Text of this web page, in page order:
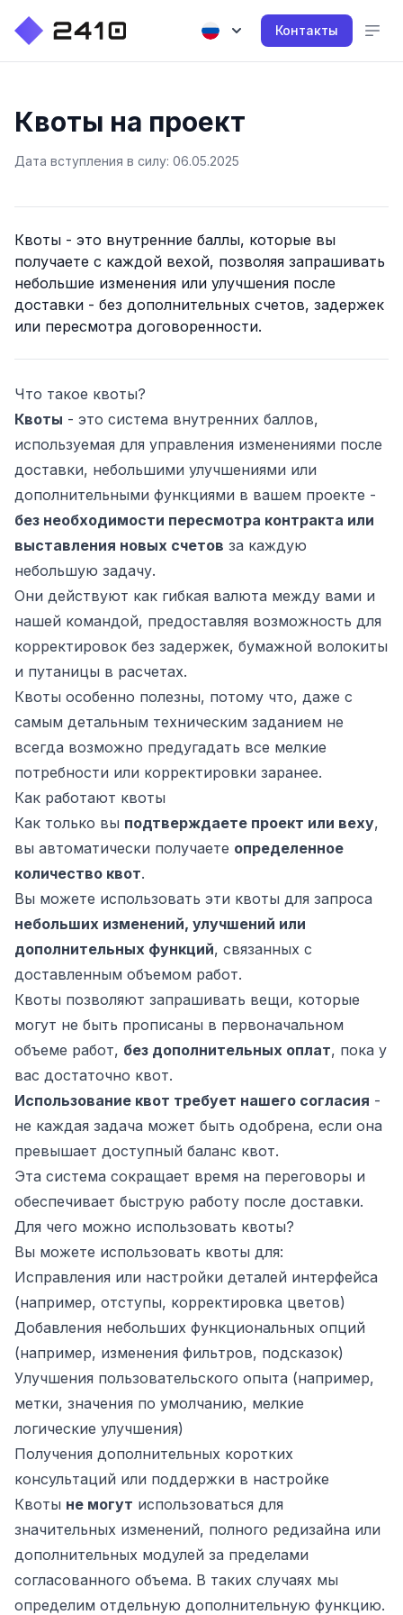
Контакты
Квоты на проект
Дата вступления в силу: 06.05.2025
Квоты - это внутренние баллы, которые вы
получаете с каждой вехой, позволяя запрашивать
небольшие изменения или улучшения после
доставки - без дополнительных счетов, задержек
или пересмотра договоренности.
Что такое квоты?
Квоты - это система внутренних баллов,
используемая для управления изменениями после
доставки, небольшими улучшениями или
дополнительными функциями в вашем проекте -
без необходимости пересмотра контракта или
выставления новых счетов за каждую
небольшую задачу.
Они действуют как гибкая валюта между вами и
нашей командой, предоставляя возможность для
корректировок без задержек, бумажной волокиты
и путаницы в расчетах.
Квоты особенно полезны, потому что, даже с
самым детальным техническим заданием не
всегда возможно предугадать все мелкие
потребности или корректировки заранее.
Как работают квоты
Как только вы подтверждаете проект или веху,
вы автоматически получаете определенное
количество квот.
Вы можете использовать эти квоты для запроса
небольших изменений, улучшений или
дополнительных функций, связанных с
доставленным объемом работ.
Квоты позволяют запрашивать вещи, которые
могут не быть прописаны в первоначальном
объеме работ, без дополнительных оплат, пока у
вас достаточно квот.
Использование квот требует нашего согласия -
не каждая задача может быть одобрена, если она
превышает доступный баланс квот.
Эта система сокращает время на переговоры и
обеспечивает быструю работу после доставки.
Для чего можно использовать квоты?
Вы можете использовать квоты для:
Исправления или настройки деталей интерфейса
(например, отступы, корректировка цветов)
Добавления небольших функциональных опций
(например, изменения фильтров, подсказок)
Улучшения пользовательского опыта (например,
метки, значения по умолчанию, мелкие
логические улучшения)
Получения дополнительных коротких
консультаций или поддержки в настройке
Квоты не могут использоваться для
значительных изменений, полного редизайна или
дополнительных модулей за пределами
согласованного объема. В таких случаях мы
определим отдельную дополнительную функцию.